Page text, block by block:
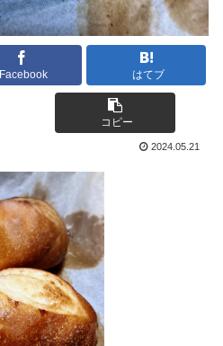
Facebook はてブ
コピー
2024.05.21